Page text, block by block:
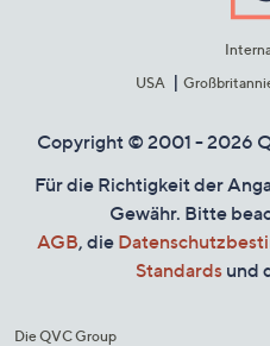
USA
Copyright © 2001 - 2026
Für die Richtigkeit der
Gewähr. Bitte
AGB, die
Standards und
Die QVC Group